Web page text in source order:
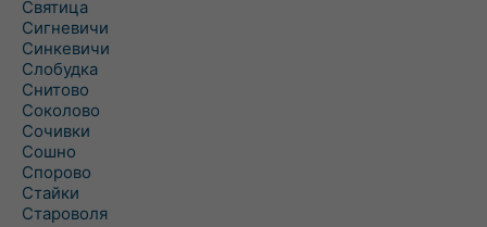
Святица
Сигневичи
Синкевичи
Слобудка
Снитово
Соколово
Сочивки
Сошно
Спорово
Стайки
Староволя